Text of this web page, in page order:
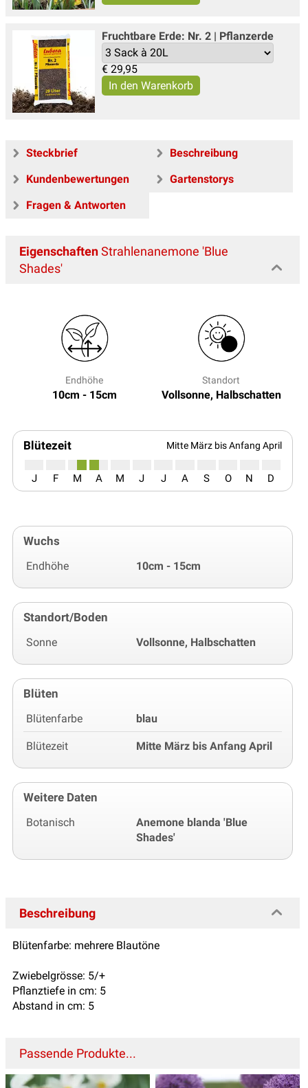
Fruchtbare Erde: Nr. 2 | Pflanzerde
€ 29,95
Steckbrief
Beschreibung
Kundenbewertungen
Gartenstorys
Fragen & Antworten
EigenschaftenStrahlenanemone 'Blue
Shades'
Endhöhe
10cm - 15cm
Standort
Vollsonne, Halbschatten
Blütezeit Mitte März bis Anfang April
J F M A M J J A S O N D
Wuchs
Endhöhe 10cm - 15cm
Standort/Boden
Sonne Vollsonne, Halbschatten
Blüten
Blütenfarbe blau
Blütezeit Mitte März bis Anfang April
Weitere Daten
Botanisch
Anemone blanda 'Blue
Shades'
Beschreibung
Blütenfarbe: mehrere Blautöne
Zwiebelgrösse: 5/+
Pflanztiefe in cm: 5
Abstand in cm: 5
Passende Produkte...